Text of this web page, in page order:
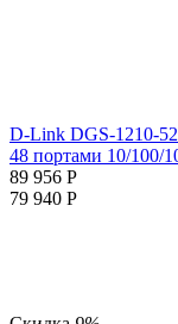
D-Link DGS-1210-
48 портами 10/100/
89 956 Р
79 940 Р